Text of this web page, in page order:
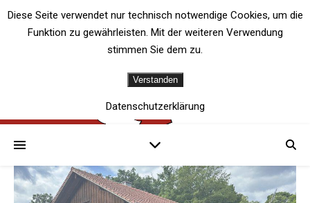
Diese Seite verwendet nur technisch notwendige Cookies, um die
Funktion zu gewährleisten. Mit der weiteren Verwendung
stimmen Sie dem zu.
Verstanden
Datenschutzerklärung